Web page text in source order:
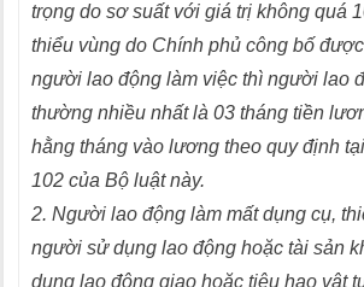
trọng do sơ suất với giá trị không quá
thiểu vùng do Chính phủ công bố
người lao động làm việc thì người lao
thường nhiều nhất là 03 tháng tiền
hằng tháng vào lương theo quy định
102 của Bộ luật này.
2. Người lao động làm mất dụng cụ,
người sử dụng lao động hoặc tài sản
dụng lao động giao hoặc tiêu hao vật